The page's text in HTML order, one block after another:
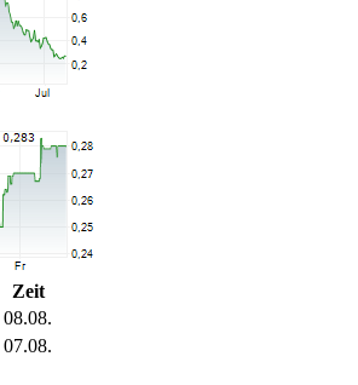
Zeit
08.08.
07.08.